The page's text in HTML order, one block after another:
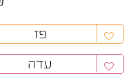
פז
עדה